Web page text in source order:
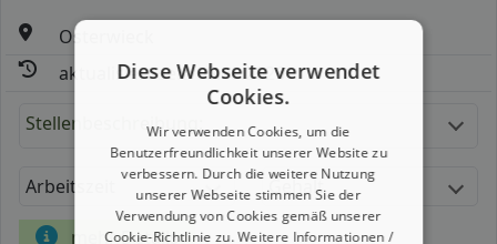
Osterwieck
aktualisiert seit: 05.08.2026
Stellenbeschreibung:
Arbeitszeit Gehalt
mehr Details
Diese Webseite verwendet
Cookies.
Wir verwenden Cookies, um die
Benutzerfreundlichkeit unserer Website zu
verbessern. Durch die weitere Nutzung
unserer Webseite stimmen Sie der
Verwendung von Cookies gemäß unserer
Cookie-Richtlinie zu.Weitere Informationen /